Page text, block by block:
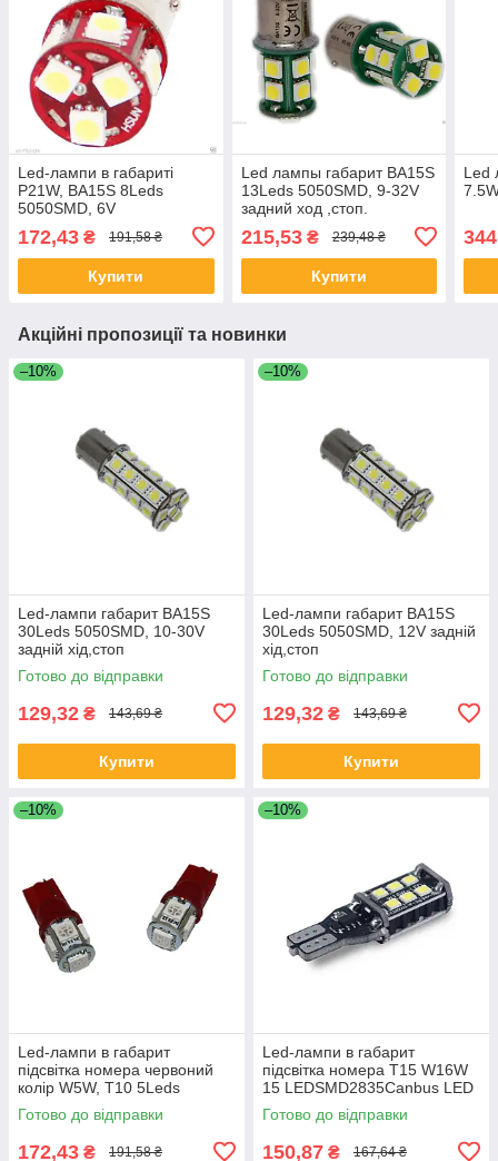
Led-лампи в габариті
P21W, BA15S 8Leds
5050SMD, 6V
172,43 ₴ 191,58 ₴
Купити
Led лампы габарит BA15S
13Leds 5050SMD, 9-32V
задний ход ,стоп.
215,53₴ 239,48 ₴
Купити
Led
Акційні пропозиції та новинки
–10%
Led-лампи габарит BA15S
30Leds 5050SMD, 10-30V
задній хід,стоп
Готово до відправки
129,32 ₴ 143,69 ₴
Купити
–10%
Led-лампи габарит BA15S
30Leds 5050SMD, 12V задній
хід,стоп
Готово до відправки
129,32 ₴ 143,69 ₴
Купити
–10%
Led-лампи в габарит
підсвітка номера червоний
колір W5W, Т10 5Leds
5050SMD, 12V.
Готово до відправки
172,43 ₴ 191,58 ₴
–10%
Led-лампи в габарит
підсвітка номера T15 W16W
15 LEDSMD2835Canbus LED
12V.Супер яскраві
Готово до відправки
150,87 ₴ 167,64 ₴